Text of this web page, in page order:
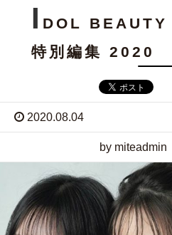
I DOL
特別編集 2020
2020.08.04
by miteadmin